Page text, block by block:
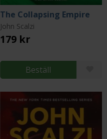
The Collapsing Empire
John Scalzi
179 kr
Beställ